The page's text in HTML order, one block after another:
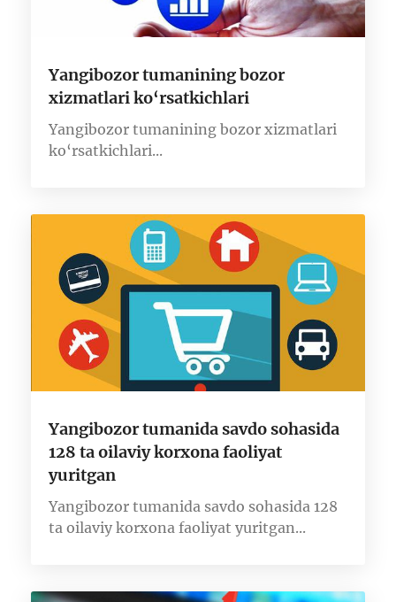
Yangibozor tumanining bozor
xizmatlari ko‘rsatkichlari
Yangibozor tumanining bozor xizmatlari
ko‘rsatkichlari...
Yangibozor tumanida savdo sohasida
128 ta oilaviy korxona faoliyat
yuritgan
Yangibozor tumanida savdo sohasida 128
ta oilaviy korxona faoliyat yuritgan...